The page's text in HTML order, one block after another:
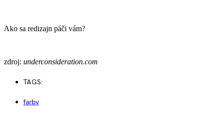
Ako sa redizajn páči vám?
zdroj: underconsideration.com
TAGS:
farby